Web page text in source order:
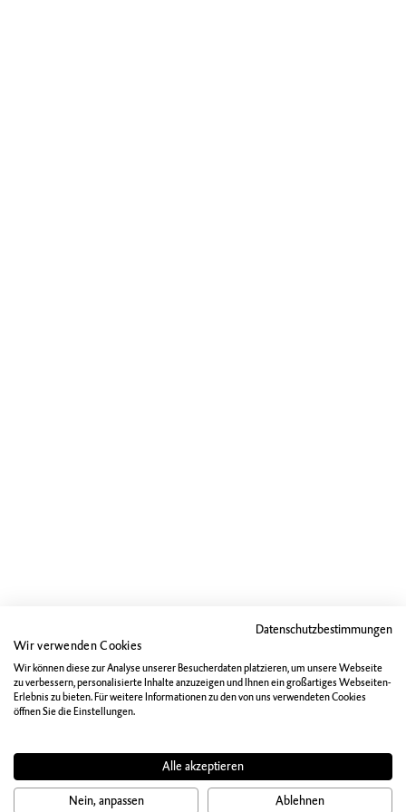
Datenschutzbestimmungen
Wir verwenden Cookies
Wir können diese zur Analyse unserer Besucherdaten platzieren, um unsere Webseite
zu verbessern, personalisierte Inhalte anzuzeigen und Ihnen ein großartiges Webseiten-
Erlebnis zu bieten. Für weitere Informationen zu den von uns verwendeten Cookies
öffnen Sie die Einstellungen.
Alle akzeptieren
Nein, anpassen Ablehnen